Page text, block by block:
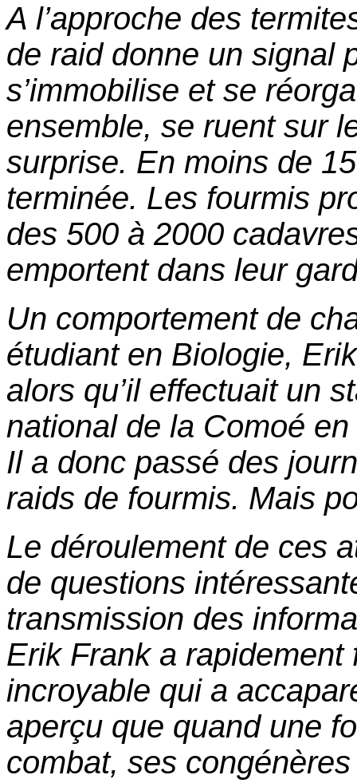
A l’approche des
de raid donne un signal
s’immobilise et se
ensemble, se ruent sur
surprise. En moins de
terminée. Les fourmis
des 500 à 2000
emportent dans leur
Un comportement de
étudiant en Biologie,
alors qu’il effectuait un
national de la Comoé en
Il a donc passé des
raids de fourmis. Mais
Le déroulement de ces
de questions
transmission des
Erik Frank a
incroyable qui a
aperçu que quand une
combat, ses